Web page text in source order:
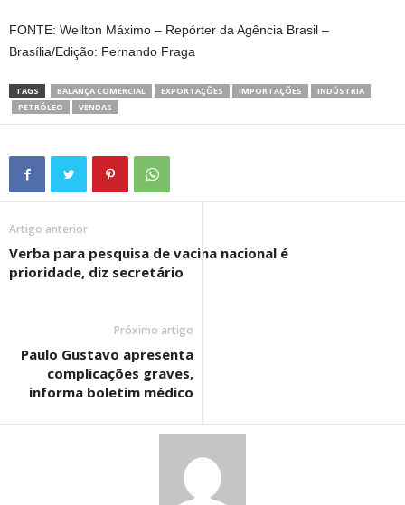
FONTE: Wellton Máximo – Repórter da Agência Brasil –
Brasília/Edição: Fernando Fraga
TAGS BALANÇA COMERCIAL EXPORTAÇÕES IMPORTAÇÕES
INDÚSTRIA
PETRÓLEO
VENDAS
Artigo anterior
Verba para pesquisa de vacina nacional é
prioridade, diz secretário
Próximo artigo
Paulo Gustavo apresenta
complicações graves,
informa boletim médico